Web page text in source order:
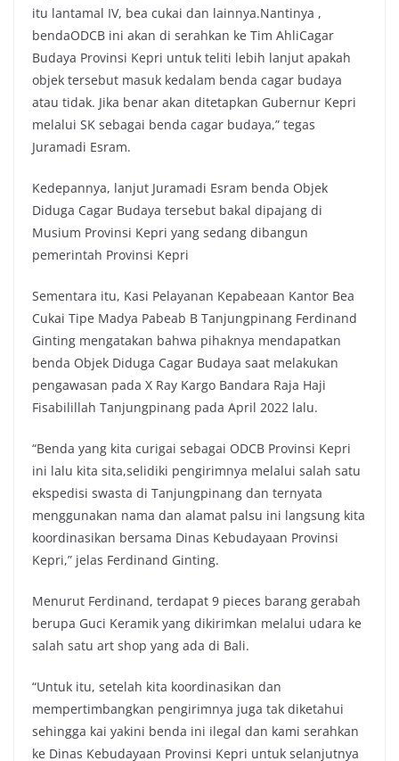
itu lantamal IV, bea cukai dan lainnya.Nantinya ,
bendaODCB ini akan di serahkan ke Tim AhliCagar
Budaya Provinsi Kepri untuk teliti lebih lanjut apakah
objek tersebut masuk kedalam benda cagar budaya
atau tidak. Jika benar akan ditetapkan Gubernur Kepri
melalui SK sebagai benda cagar budaya,” tegas
Juramadi Esram.
Kedepannya, lanjut Juramadi Esram benda Objek
Diduga Cagar Budaya tersebut bakal dipajang di
Musium Provinsi Kepri yang sedang dibangun
pemerintah Provinsi Kepri
Sementara itu, Kasi Pelayanan Kepabeaan Kantor Bea
Cukai Tipe Madya Pabeab B Tanjungpinang Ferdinand
Ginting mengatakan bahwa pihaknya mendapatkan
benda Objek Diduga Cagar Budaya saat melakukan
pengawasan pada X Ray Kargo Bandara Raja Haji
Fisabilillah Tanjungpinang pada April 2022 lalu.
“Benda yang kita curigai sebagai ODCB Provinsi Kepri
ini lalu kita sita,selidiki pengirimnya melalui salah satu
ekspedisi swasta di Tanjungpinang dan ternyata
menggunakan nama dan alamat palsu ini langsung kita
koordinasikan bersama Dinas Kebudayaan Provinsi
Kepri,” jelas Ferdinand Ginting.
Menurut Ferdinand, terdapat 9 pieces barang gerabah
berupa Guci Keramik yang dikirimkan melalui udara ke
salah satu art shop yang ada di Bali.
“Untuk itu, setelah kita koordinasikan dan
mempertimbangkan pengirimnya juga tak diketahui
sehingga kai yakini benda ini ilegal dan kami serahkan
ke Dinas Kebudayaan Provinsi Kepri untuk selanjutnya